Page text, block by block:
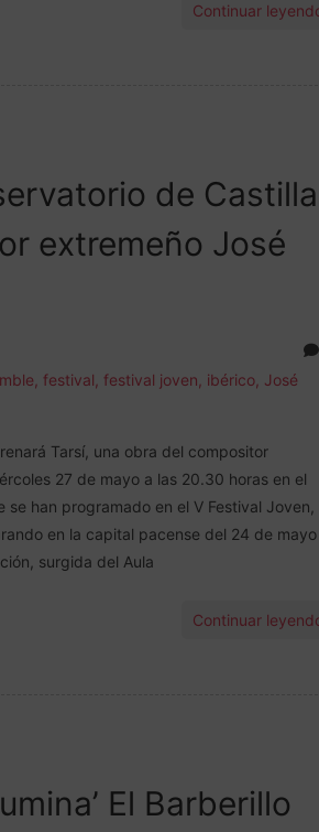
Continuar
de Castilla
extremeño José
festival festival joven ibérico José
Tarsí, una obra del compositor
27 de mayo a las 20.30 horas en el
han programado en el V Festival Joven,
en la capital pacense del 24 de mayo
surgida del Aula
Continuar
El Barberillo